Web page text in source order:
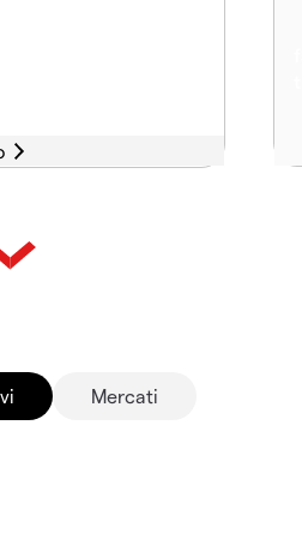
Mercati